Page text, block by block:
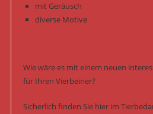
mit Geräusch
diverse Motive
Wie wäre es mit einem neuen
für Ihren Vierbeiner?
Sicherlich finden Sie hier im